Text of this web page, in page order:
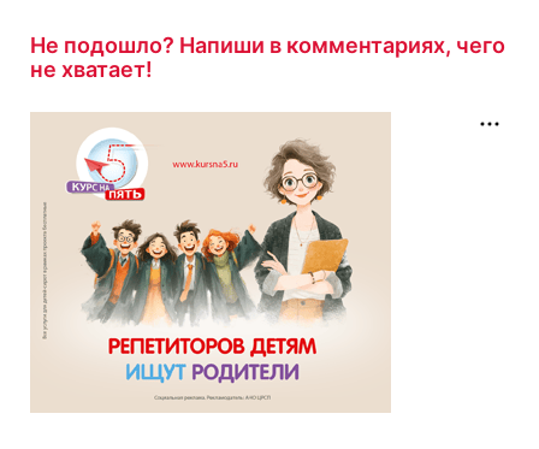
Не подошло? Напиши в комментариях, чего
не хватает!